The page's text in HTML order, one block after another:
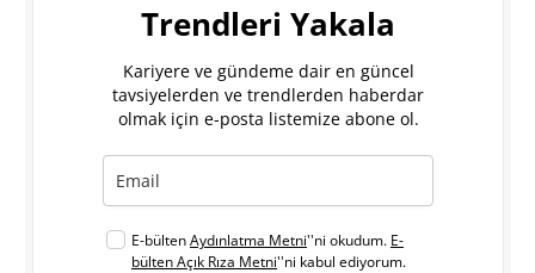
Trendleri Yakala
Kariyere ve gündeme dair en güncel
tavsiyelerden ve trendlerden haberdar
olmak için e-posta listemize abone ol.
E-bültenAydınlatma Metni''ni okudum. E-
bülten Açık Rıza Metni''ni kabul ediyorum.